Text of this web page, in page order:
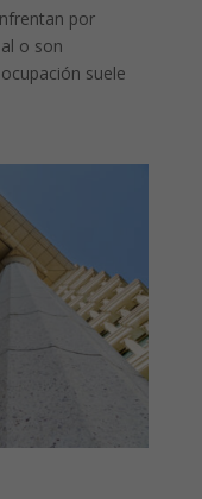
por
o son
suele